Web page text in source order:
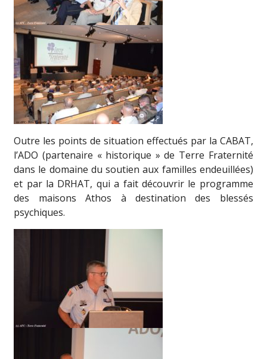
Outre les points de situation effectués par la CABAT,
l’ADO (partenaire « historique » de Terre Fraternité
dans le domaine du soutien aux familles endeuillées)
et par la DRHAT, qui a fait découvrir le programme
des maisons Athos à destination des blessés
psychiques.